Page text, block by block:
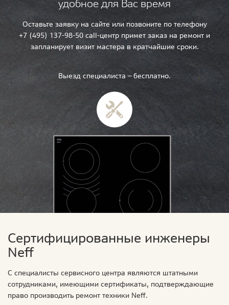
удобное для Вас время
Оставьте заявку на сайте или позвоните по телефону
+7 (495) 137-98-50 call-центр примет заказ на ремонт и
запланирует визит мастера в кратчайшие сроки.
Выезд специалиста — бесплатно.
Сертифицированные инженеры
Neff
С специалисты сервисного центра являются штатными
сотрудниками, имеющими сертификаты, подтверждающие
право производить ремонт техники Neff.